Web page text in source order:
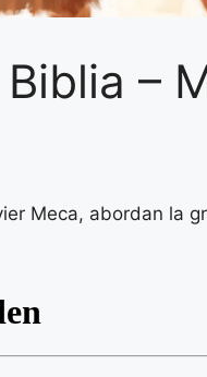
–
Meca, abordan la